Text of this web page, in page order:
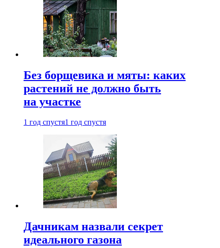
Без борщевика и мяты: каких
растений не должно быть
на участке
1 год спустя1 год спустя
Дачникам назвали секрет
идеального газона